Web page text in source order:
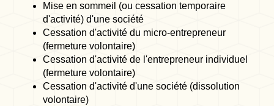
Mise en sommeil (ou cessation temporaire
d'activité) d'une société
Cessation d'activité du micro-entrepreneur
(fermeture volontaire)
Cessation d'activité de l'entrepreneur individuel
(fermeture volontaire)
Cessation d'activité d'une société (dissolution
volontaire)